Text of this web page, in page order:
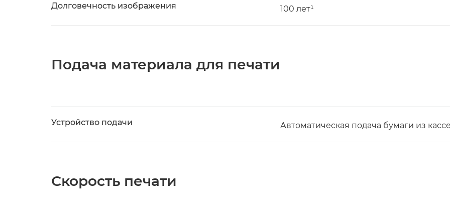
Долговечность изображения 100 лет¹
Подача материала для печати
Устройство подачи Автоматическая подача бумаги из
Скорость печати